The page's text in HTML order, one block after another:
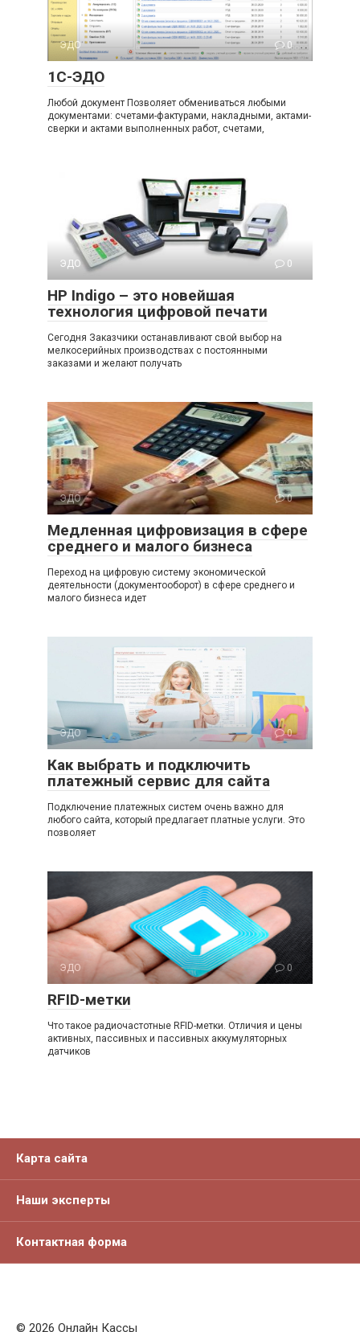
ЭДО 0
1С-ЭДО
Любой документ Позволяет обмениваться любыми
документами: счетами-фактурами, накладными, актами-
сверки и актами выполненных работ, счетами,
ЭДО 0
HP Indigo – это новейшая
технология цифровой печати
Сегодня Заказчики останавливают свой выбор на
мелкосерийных производствах с постоянными
заказами и желают получать
ЭДО 0
Медленная цифровизация в сфере
среднего и малого бизнеса
Переход на цифровую систему экономической
деятельности (документооборот) в сфере среднего и
малого бизнеса идет
ЭДО 0
Как выбрать и подключить
платежный сервис для сайта
Подключение платежных систем очень важно для
любого сайта, который предлагает платные услуги. Это
позволяет
ЭДО 0
RFID-метки
Что такое радиочастотные RFID-метки. Отличия и цены
активных, пассивных и пассивных аккумуляторных
датчиков
Карта сайта
Наши эксперты
Контактная форма
© 2026 Онлайн Кассы